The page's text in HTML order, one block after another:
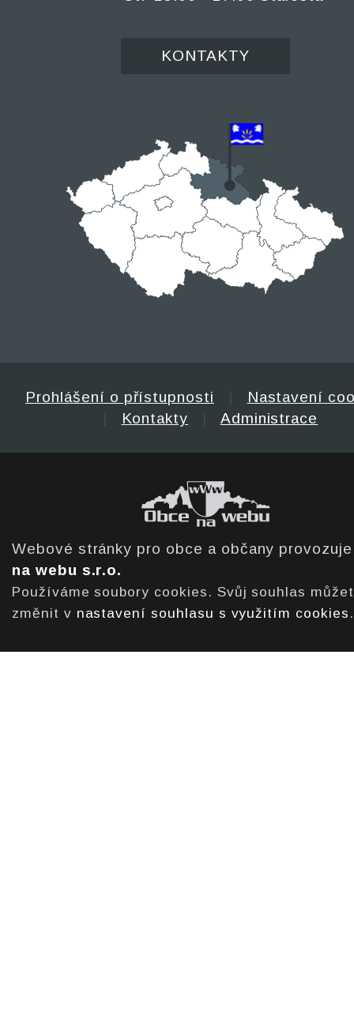
KONTAKTY
Prohlášení o přístupnosti
Nastavení
Kontakty Administrace
Webové stránky pro obce a občany
na webu s.r.o.
Používáme soubory cookies. Svůj souhlas
změnit v nastavení souhlasu s využitím cookies .